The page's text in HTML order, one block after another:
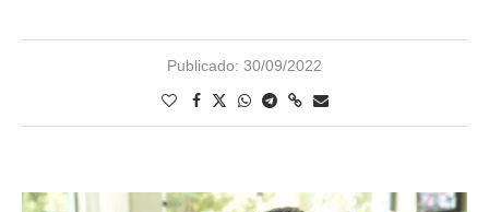
Publicado: 30/09/2022